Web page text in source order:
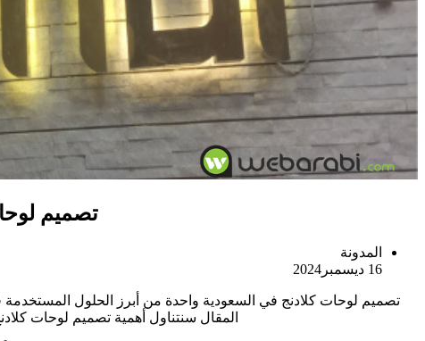
تصميم
المدونة
16 ديسمبر2024
تصميم لوحات كلادنج في السعودية واحدة من أبرز الحلول المستخدمة
المقال سنتناول أهمية تصميم لوحات